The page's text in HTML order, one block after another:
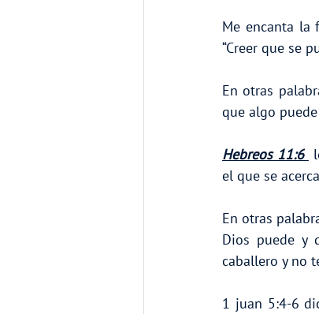
Me encanta la
“Creer que se
En otras
que algo
Hebreos 11:6
el que se
En otras
Dios puede y
caballero y no
1 juan 5:4-6